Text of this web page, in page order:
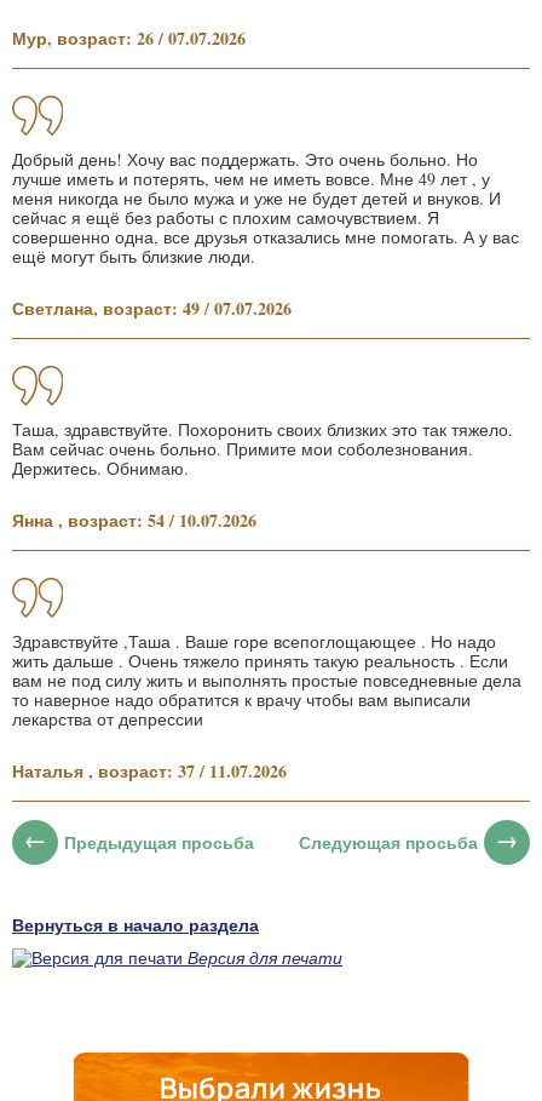
Мур, возраст: 26 / 07.07.2026
Добрый день! Хочу вас поддержать. Это очень больно. Но
лучше иметь и потерять, чем не иметь вовсе. Мне 49 лет , у
меня никогда не было мужа и уже не будет детей и внуков. И
сейчас я ещё без работы с плохим самочувствием. Я
совершенно одна, все друзья отказались мне помогать. А у вас
ещё могут быть близкие люди.
Светлана, возраст: 49 / 07.07.2026
Таша, здравствуйте. Похоронить своих близких это так тяжело.
Вам сейчас очень больно. Примите мои соболезнования.
Держитесь. Обнимаю.
Янна , возраст: 54 / 10.07.2026
Здравствуйте ,Таша . Ваше горе всепоглощающее . Но надо
жить дальше . Очень тяжело принять такую реальность . Если
вам не под силу жить и выполнять простые повседневные дела
то наверное надо обратится к врачу чтобы вам выписали
лекарства от депрессии
Наталья , возраст: 37 / 11.07.2026
Предыдущая просьба Следующая просьба
Вернуться в начало раздела
Версия для печати